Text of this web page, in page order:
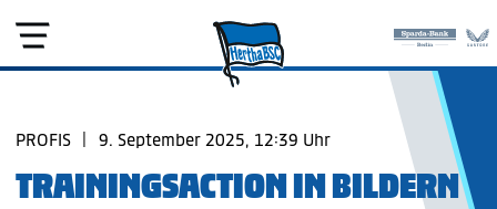
PROFIS 9. September 2025, 12:39 Uhr
TRAININGSACTION IN BILDERN